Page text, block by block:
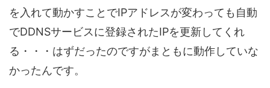
を入れて動かすことでIPアドレスが変わっても自動
でDDNSサービスに登録されたIPを更新してくれ
る・・・はずだったのですがまともに動作していな
かったんです。